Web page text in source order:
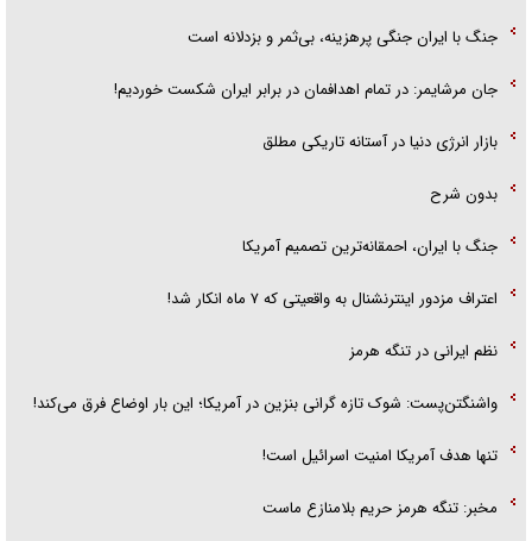
جنگ با ایران جنگی پرهزینه، بی‌ثمر و بزدلانه است
جان مرشایمر: در تمام اهدافمان در برابر ایران شکست خوردیم!
بازار انرژی دنیا در آستانه تاریکی مطلق
بدون شرح
جنگ با ایران، احمقانه‌ترین تصمیم آمریکا
اعتراف مزدور اینترنشنال به واقعیتی که ۷ ماه انکار شد!
نظم ایرانی در تنگه هرمز
واشنگتن‌پست: شوک تازه گرانی بنزین در آمریکا؛ این بار اوضاع فرق می‌کند!
تنها هدف آمریکا امنیت اسرائیل است!
مخبر: تنگه هرمز حریم بلامنازع ماست